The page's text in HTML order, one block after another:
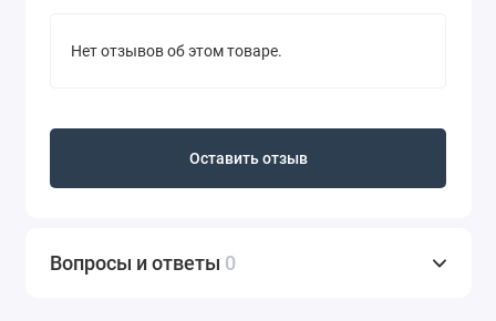
Нет отзывов об этом товаре.
Оставить отзыв
Вопросы и ответы 0